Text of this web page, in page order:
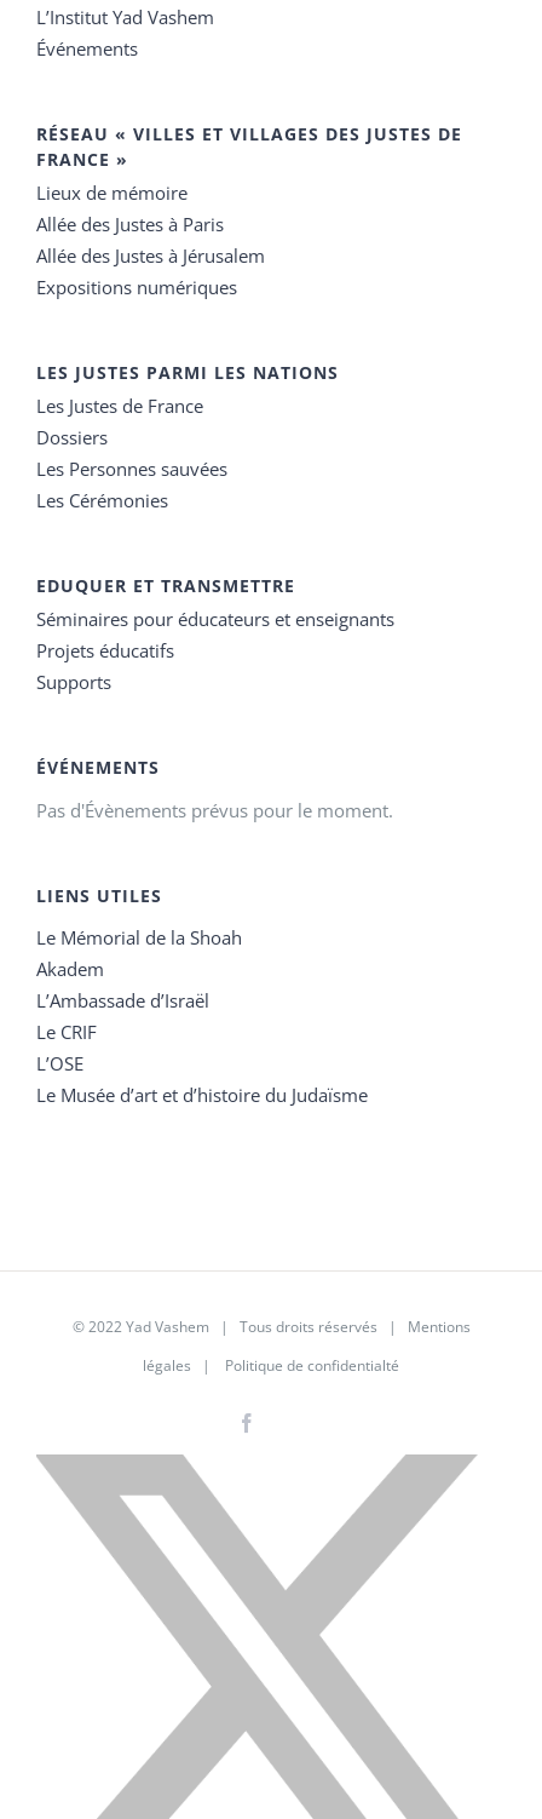
L’Institut Yad Vashem
Événements
RÉSEAU « VILLES ET VILLAGES DES JUSTES DE
FRANCE »
Lieux de mémoire
Allée des Justes à Paris
Allée des Justes à Jérusalem
Expositions numériques
LES JUSTES PARMI LES NATIONS
Les Justes de France
Dossiers
Les Personnes sauvées
Les Cérémonies
EDUQUER ET TRANSMETTRE
Séminaires pour éducateurs et enseignants
Projets éducatifs
Supports
ÉVÉNEMENTS
Pas d'Évènements prévus pour le moment.
LIENS UTILES
Le Mémorial de la Shoah
Akadem
L’Ambassade d’Israël
Le CRIF
L’OSE
Le Musée d’art et d’histoire du Judaïsme
© 2022 Yad Vashem | Tous droits réservés | Mentions
légales | Politique de confidentialté